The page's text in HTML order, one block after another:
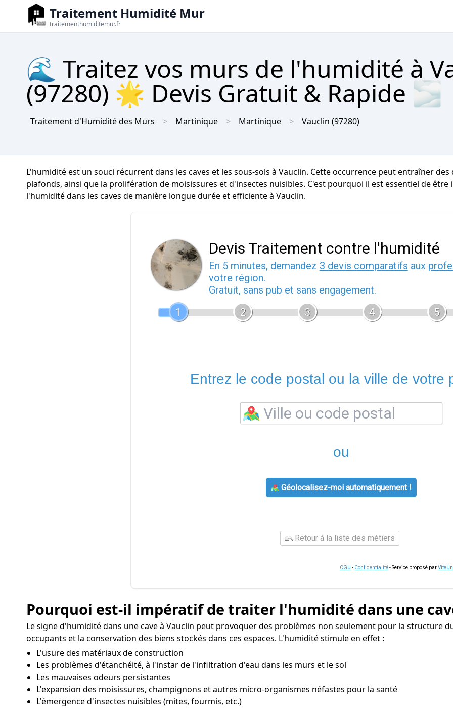
Traitement Humidité Mur
traitementhumiditemur.fr
🌊 Traitez vos murs de l'humidité à
(97280) 🌟 Devis Gratuit & Rapide 🌫
Traitement d'Humidité des Murs Martinique Martinique Vauclin (97280)
L'humidité est un souci récurrent dans les caves et les sous-sols à Vauclin. Cette occurrence peut entraîner
plafonds, ainsi que la prolifération de moisissures et d'insectes nuisibles. C'est pourquoi il est essentiel de
l'humidité dans les caves de manière longue durée et efficiente à Vauclin.
Devis Traitement contre l'humidité
En 5 minutes, demandez 3 devis comparatifs aux
votre région.
Gratuit, sans pub et sans engagement.
1
2 3 4 5
Entrez le code postal ou la ville de votre
ou
Géolocalisez-moi automatiquement !
Retour à la liste des métiers
CGU - Confidentialité- Service proposé par
Pourquoi est-il impératif de traiter l'humidité dans une
Le signe d'humidité dans une cave à Vauclin peut provoquer des problèmes non seulement pour la structure
occupants et la conservation des biens stockés dans ces espaces. L'humidité stimule en effet :
L'usure des matériaux de construction
Les problèmes d'étanchéité, à l'instar de l'infiltration d'eau dans les murs et le sol
Les mauvaises odeurs persistantes
L'expansion des moisissures, champignons et autres micro-organismes néfastes pour la santé
L'émergence d'insectes nuisibles (mites, fourmis, etc.)